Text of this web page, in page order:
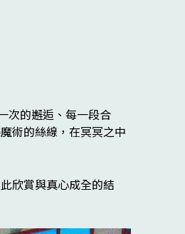
次的邂逅、每一段合
術的絲線，在冥冥之中
欣賞與真心成全的結